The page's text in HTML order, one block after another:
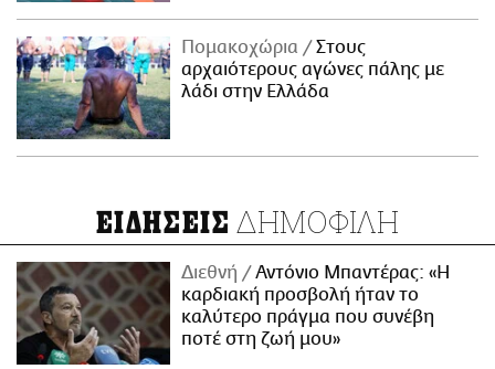
Πομακοχώρια
Στους
αρχαιότερους αγώνες πάλης με
λάδι στην Ελλάδα
ΕΙΔΗΣΕΙΣ ΔΗΜΟΦΙΛΗ
Διεθνή
Αντόνιο Μπαντέρας: «Η
καρδιακή προσβολή ήταν το
καλύτερο πράγμα που συνέβη
ποτέ στη ζωή μου»